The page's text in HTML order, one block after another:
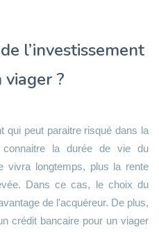
l’investissement
viager ?
qui peut paraitre risqué dans la
la durée de vie du
vivra longtemps, plus la rente
Dans ce cas, le choix du
de l'acquéreur. De plus,
crédit bancaire pour un viager